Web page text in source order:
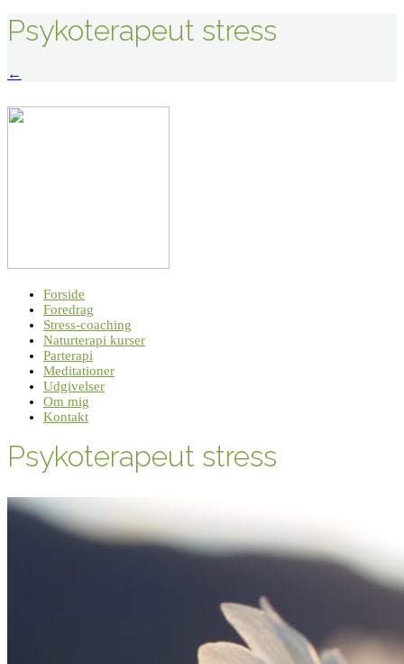
Psykoterapeut stress
Indlægsnavigation
←
Forside
Foredrag
Stress-coaching
Naturterapi kurser
Parterapi
Meditationer
Udgivelser
Om mig
Kontakt
Psykoterapeut stress